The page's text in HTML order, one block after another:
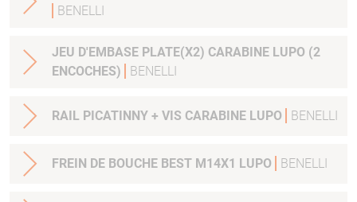
BENELLI
JEU D'EMBASE PLATE(X2) CARABINE LUPO (2
ENCOCHES)
BENELLI
RAIL PICATINNY + VIS CARABINE LUPO BENELLI
FREIN DE BOUCHE BEST M14X1 LUPO BENELLI